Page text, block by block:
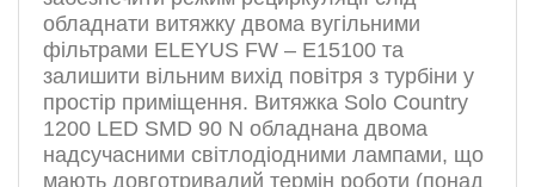
обладнати витяжку двома вугільними
фільтрами ELEYUS FW – E15100 та
залишити вільним вихід повітря з турбіни у
простір приміщення. Витяжка Solo Country
1200 LED SMD 90 N обладнана двома
надсучасними світлодіодними лампами, що
мають довготривалий термін роботи (понад